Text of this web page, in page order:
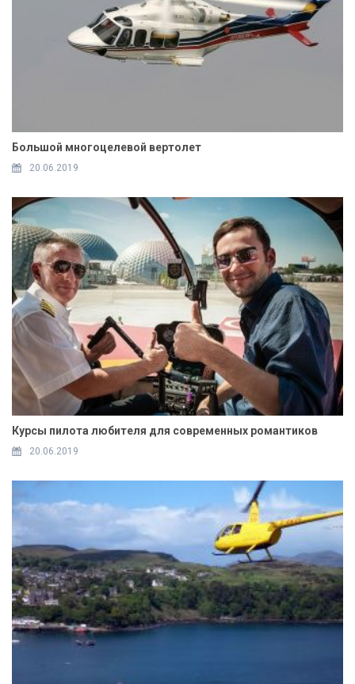
Большой многоцелевой вертолет
20.06.2019
Курсы пилота любителя для современных романтиков
20.06.2019